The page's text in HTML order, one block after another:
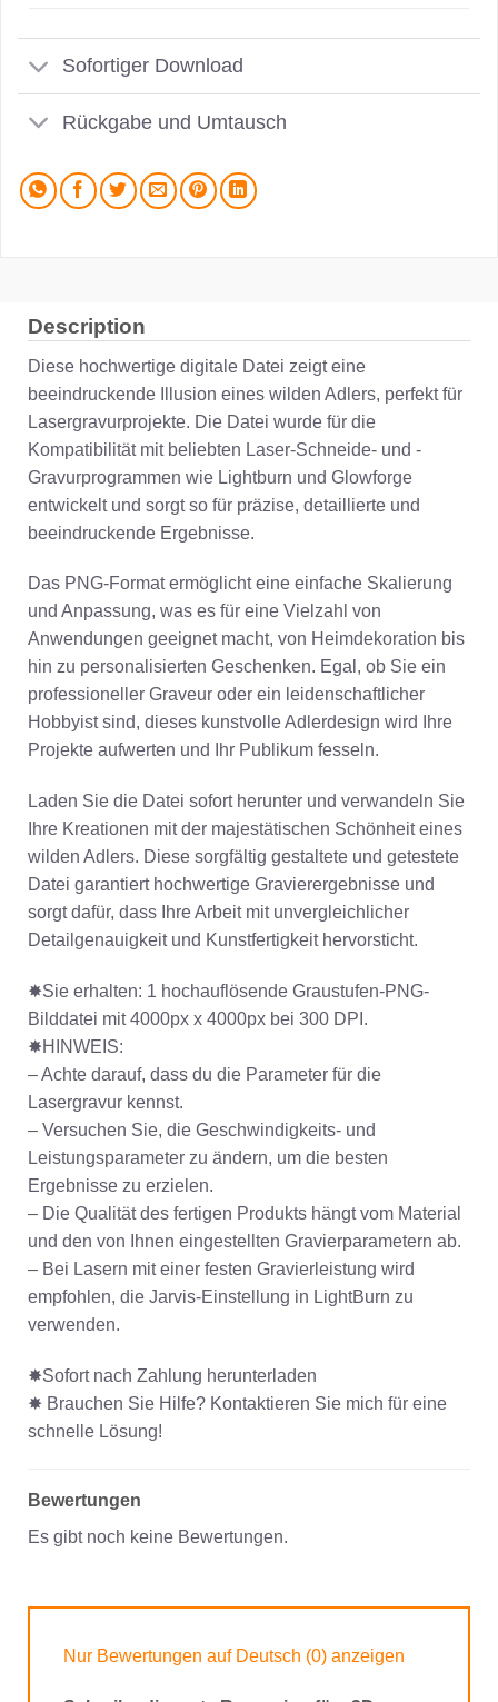
Sofortiger Download
Rückgabe und Umtausch
Description
Diese hochwertige digitale Datei zeigt eine
beeindruckende Illusion eines wilden Adlers, perfekt für
Lasergravurprojekte. Die Datei wurde für die
Kompatibilität mit beliebten Laser-Schneide- und -
Gravurprogrammen wie Lightburn und Glowforge
entwickelt und sorgt so für präzise, detaillierte und
beeindruckende Ergebnisse.
Das PNG-Format ermöglicht eine einfache Skalierung
und Anpassung, was es für eine Vielzahl von
Anwendungen geeignet macht, von Heimdekoration bis
hin zu personalisierten Geschenken. Egal, ob Sie ein
professioneller Graveur oder ein leidenschaftlicher
Hobbyist sind, dieses kunstvolle Adlerdesign wird Ihre
Projekte aufwerten und Ihr Publikum fesseln.
Laden Sie die Datei sofort herunter und verwandeln Sie
Ihre Kreationen mit der majestätischen Schönheit eines
wilden Adlers. Diese sorgfältig gestaltete und getestete
Datei garantiert hochwertige Gravierergebnisse und
sorgt dafür, dass Ihre Arbeit mit unvergleichlicher
Detailgenauigkeit und Kunstfertigkeit hervorsticht.
✸Sie erhalten: 1 hochauflösende Graustufen-PNG-
Bilddatei mit 4000px x 4000px bei 300 DPI.
✸HINWEIS:
– Achte darauf, dass du die Parameter für die
Lasergravur kennst.
– Versuchen Sie, die Geschwindigkeits- und
Leistungsparameter zu ändern, um die besten
Ergebnisse zu erzielen.
– Die Qualität des fertigen Produkts hängt vom Material
und den von Ihnen eingestellten Gravierparametern ab.
– Bei Lasern mit einer festen Gravierleistung wird
empfohlen, die Jarvis-Einstellung in LightBurn zu
verwenden.
✸Sofort nach Zahlung herunterladen
✸ Brauchen Sie Hilfe? Kontaktieren Sie mich für eine
schnelle Lösung!
Bewertungen
Es gibt noch keine Bewertungen.
Nur Bewertungen auf Deutsch (0) anzeigen